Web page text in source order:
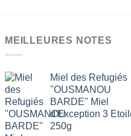
MEILLEURES NOTES
Miel des Refugiés
''OUSMANOU
BARDE'' Miel
d'Exception 3
250g